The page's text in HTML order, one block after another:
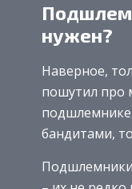
нужен?
Наверное,
пошутил про
бандитами,